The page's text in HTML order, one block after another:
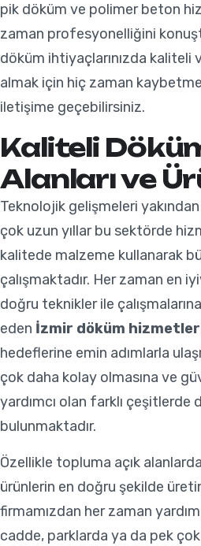
pik döküm ve polimer beton
zaman profesyonelliğini
döküm ihtiyaçlarınızda kaliteli
almak için hiç zaman
iletişime geçebilirsiniz.
Kaliteli
Alanları ve
Teknolojik gelişmeleri
çok uzun yıllar bu sektörde
kalitede malzeme kullanarak
çalışmaktadır. Her zaman en
doğru teknikler ile
eden İzmir döküm
hedeflerine emin adımlarla
çok daha kolay olmasına ve
yardımcı olan farklı çeşitlerde
bulunmaktadır.
Özellikle topluma açık
ürünlerin en doğru şekilde
firmamızdan her zaman
cadde, parklarda ya da pek çok